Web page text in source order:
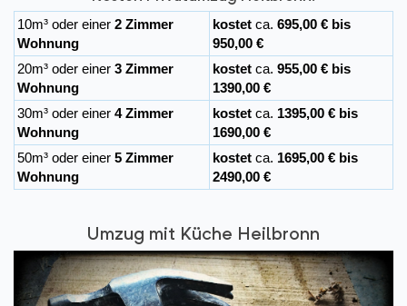
10m³ oder einer 2 Zimmer
Wohnung
kostet ca. 695,00 € bis
950,00 €
20m³ oder einer 3 Zimmer
Wohnung
kostet ca. 955,00 € bis
1390,00 €
30m³ oder einer 4 Zimmer
Wohnung
kostet ca. 1395,00 € bis
1690,00 €
50m³ oder einer 5 Zimmer
Wohnung
kostet ca. 1695,00 € bis
2490,00 €
Umzug mit Küche Heilbronn